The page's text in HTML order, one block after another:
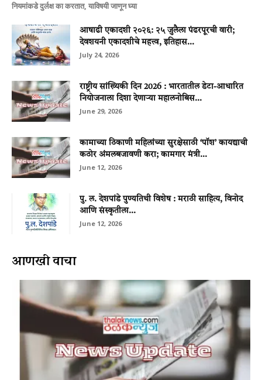
नियमांकडे दुर्लक्ष का करतात, याविषयी जाणून घ्या
आषाढी एकादशी २०२६: २५ जुलैला पंढरपूरची वारी;
देवशयनी एकादशीचे महत्त्व, इतिहास...
July 24, 2026
राष्ट्रीय सांख्यिकी दिन 2026 : भारतातील डेटा-आधारित
नियोजनाला दिशा देणाऱ्या महालनोबिस...
June 29, 2026
कामाच्या ठिकाणी महिलांच्या सुरक्षेसाठी ‘पॉश’ कायद्याची
कठोर अंमलबजावणी करा; कामगार मंत्री...
June 12, 2026
पु. ल. देशपांडे पुण्यतिथी विशेष : मराठी साहित्य, विनोद
आणि संस्कृतीला...
June 12, 2026
आणखी वाचा